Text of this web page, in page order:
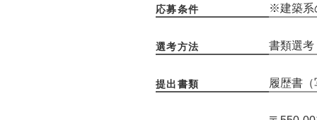
応募条件
※建築系
選考方法 書類選考
提出書類 履歴書